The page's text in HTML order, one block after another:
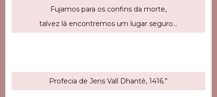
Fujamos para os confins da morte,
talvez lá encontremos um lugar seguro…
Profecia de Jens Vall Dhantè, 1416.”